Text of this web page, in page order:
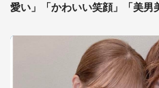
愛い」「かわいい笑顔」「美男